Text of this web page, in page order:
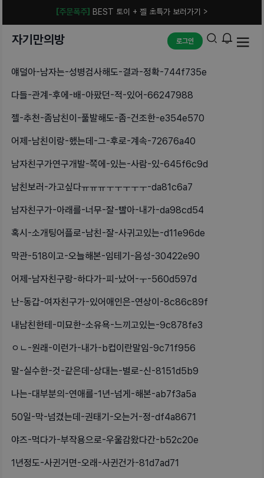
[주문폭주] BEST 토이 + 젤 초특가 보러가기 >
자기만의방 로그인
얘덜아-남자는-성병검사해도-결과-정확-744f735e
다들-관계-후에-배-아팠던-적-있어-66247988
젤-추천-좀남친이-풀발해도-좀-건조한-e354e570
어제-남친이랑-했는데-그-후로-계속-72676a40
남자친구가연구개발-쪽에-있는-사람-있-645f6c9d
남친보러-가고싶다ㅠㅠㅠㅜㅜㅜㅜㅜ-da81c6a7
남자친구가-아래를-너무-잘-빨아-내가-da98cd54
혹시-소개팅어플로-남친-잘-사귀고있는-d11e96de
막관-518이고-오늘해본-임테기-음성-30422e90
어제-남자친구랑-하다가-피-났어-ㅜ-560d597d
난-동갑-여자친구가-있어애인은-연상이-8c86c89f
내남친한테-미묘한-소유욕-느끼고있는-9c878fe3
ㅇㄴ-원래-이런가-내가-b컵이란말임-9c71f956
말-실수한-것-같은데-상대는-별로-신-8151d5b9
나는-대부분의-연애를-1년-넘게-해본-ab7f3a5a
50일-막-넘겼는데-권태기-오는거-정-df4a8671
야즈-먹다가-부작용으로-우울감왔다간-b52c20e
1년정도-사귄거면-오래-사귄건가-81d7ad71